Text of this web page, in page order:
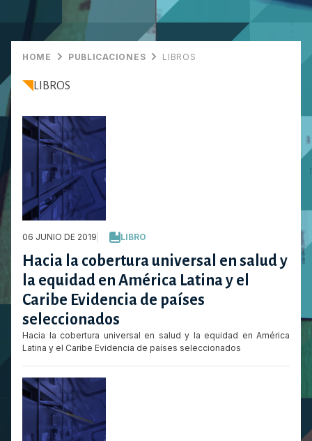
HOME PUBLICACIONES LIBROS
LIBROS
06 JUNIO DE 2019 LIBRO
Hacia la cobertura universal en salud y
la equidad en América Latina y el
Caribe Evidencia de países
seleccionados
Hacia la cobertura universal en salud y la equidad en América
Latina y el Caribe Evidencia de países seleccionados